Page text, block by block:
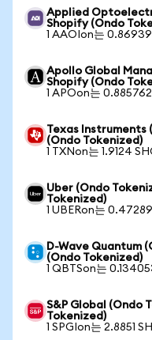
Applied
Shopify (Ondo
1 AAOIon는
Apollo Global
Shopify (Ondo
1 APOon는
Texas Instruments
(Ondo Tokenized)
1 TXNon는 1.9124
Uber (Ondo
Tokenized)
1 UBERon는
D-Wave Quantum
(Ondo Tokenized)
1 QBTSon는
S&P Global (Ondo
Tokenized)
1 SPGIon는 2.8851